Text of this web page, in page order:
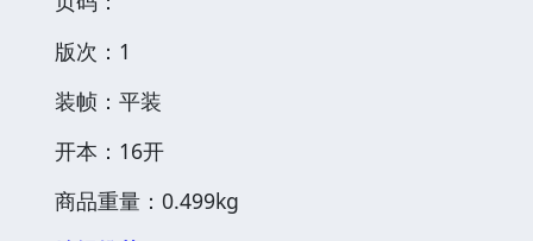
版次：1
装帧：平装
开本：16开
商品重量：0.499kg